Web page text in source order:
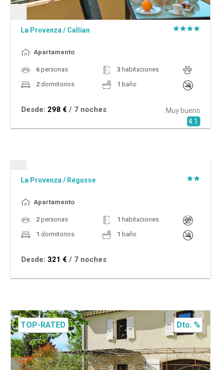
La Provenza / Callian
Apartamento
6personas 3habitaciones
2dormitorios 1 baño
Desde: 298 € / 7 noches
Muy bueno
4.1
La Provenza / Régusse
Apartamento
2personas 1 habitaciones
1 dormitorios 1 baño
Desde: 321 € / 7 noches
Dto. %
TOP-RATED